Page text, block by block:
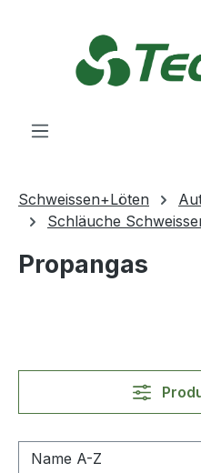
Schweissen+Löten
Schläuche
Propangas